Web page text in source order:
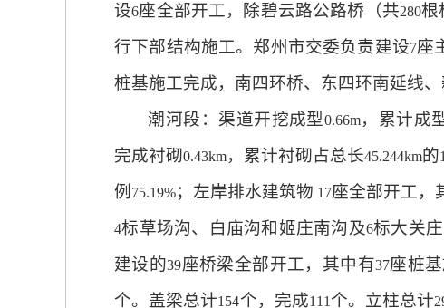
设6座全部开工，除碧云路公路桥（共280根
行下部结构施工。郑州市交委负责建设7座
桩基施工完成，南四环桥、东四环南延线、
潮河段：渠道开挖成型0.66m，累计成
完成衬砌0.43km，累计衬砌占总长45.244km的
例 75.19%；左岸排水建筑物 17座全部开工，
4标草场沟、白庙沟和姬庄南沟及6标大关
建设的39座桥梁全部开工，其中有37座桩基
个。盖梁总计154个，完成111个。立柱总计